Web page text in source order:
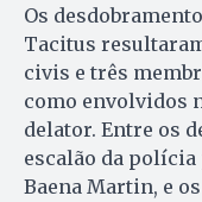
Os
Tacitus
civis e três
como envolvidos
delator. Entre os
escalão da polícia
Baena Martin, e